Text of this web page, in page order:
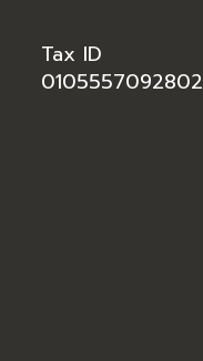
Tax ID
0105557092802